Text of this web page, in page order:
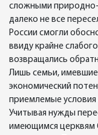
сложными природно-
далеко не все
России смогли
ввиду крайне
возвращались
Лишь семьи,
экономический
приемлемые условия
Учитывая нужды
имеющимся церквям